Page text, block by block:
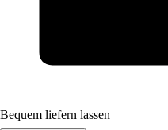
Bequem liefern lassen